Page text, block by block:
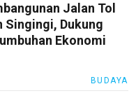
Jalan Tol
Singingi, Dukung
Ekonomi
BUDAYA